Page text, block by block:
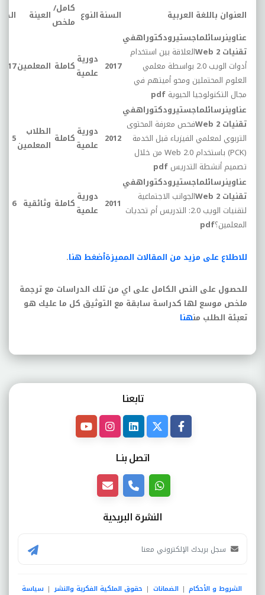
العنوان باللغة العربية السنةالنوع كامل/
ملخصالعينة
عناوينرسائلماجستيرودكتوراهفي
تقنيات Web 2العلاقة بين استخدام
أدوات الويب 2.0 بواسطة معلمي
العلوم المحتملين ومحو أميتهم في
مجال التكنولوجيا الحيوية pdf
2017 دورية
علميةكاملة المعلمين17
عناوينرسائلماجستيرودكتوراهفي
تقنيات Web 2فحص معرفة المحتوى
التربوي لمعلمي الفيزياء قبل الخدمة
(
PCK) باستخدام Web 2.0 من خلال
تصميم أنشطة التدريس pdf
2012 دورية
علميةكاملة الطلاب
المعلمين5
عناوينرسائلماجستيرودكتوراهفي
تقنيات Web 2الجوانب الاجتماعية
لتقنيات الويب 2.0: التدريس أم تحديات
المعلمين؟pdf
2011 دورية
علميةكاملة وثائقية 6
للاطلاع على مزيد من المقالات المميزةأضغط هنا.
للحصول على النص الكامل على اي من تلك الدراسات مع ترجمة
ملخص موسع لها كدراسة سابقة مع التوثيق كل ما عليك هو
تعبئة الطلب منهنا
تابعنـا
اتصل بنــا
النشرة البريدية
الشروط و الأحكام | الضمانات | حقوق الملكية الفكرية والنشر | سياسة